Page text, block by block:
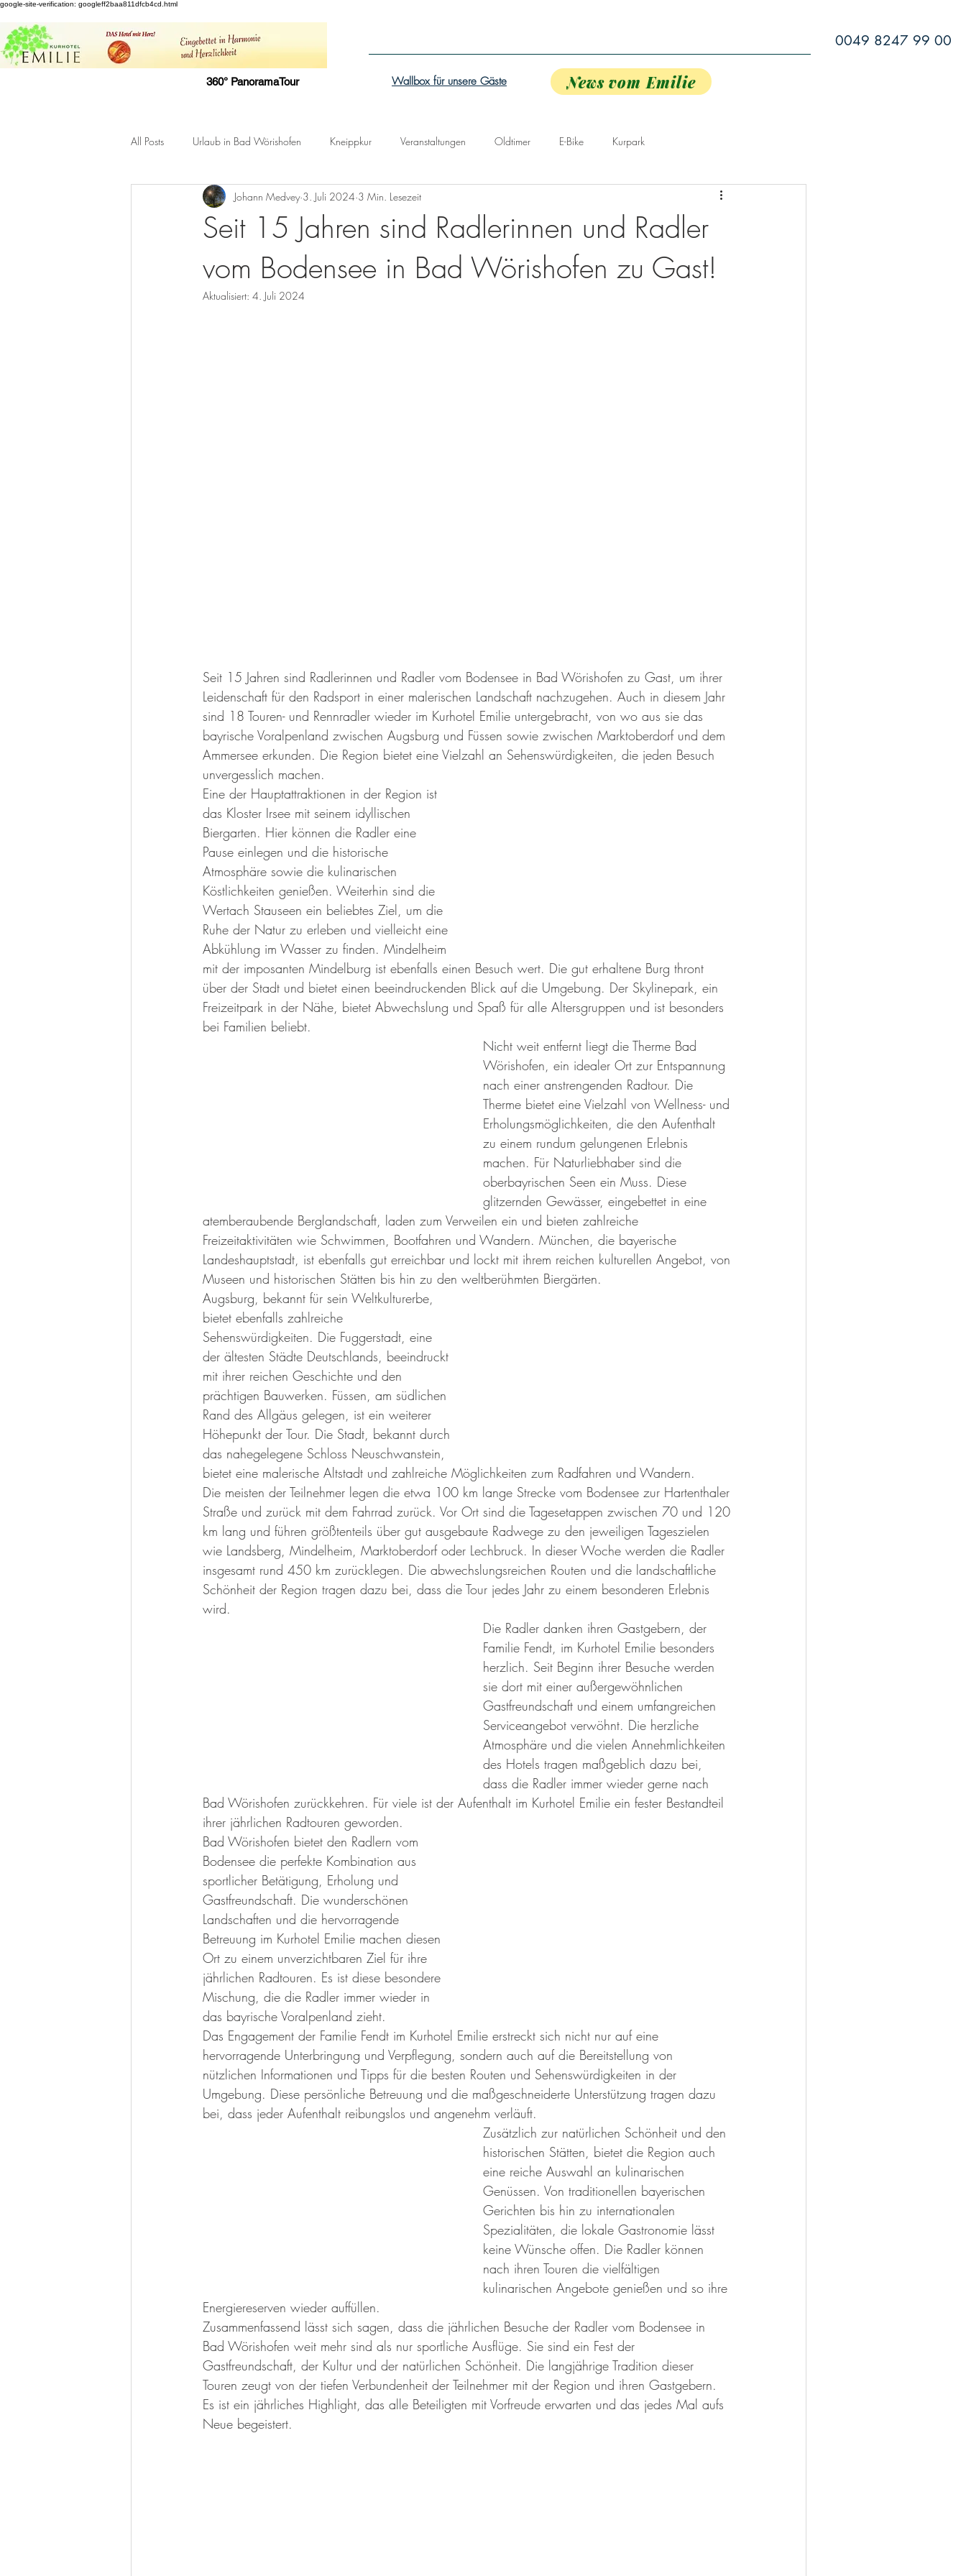
google-site-verification: googleff2baa811dfcb4cd.html
360° PanoramaTour Wallbox für unsere Gäste News vom Emilie
0049 8247 99 00
All Posts Urlaub in Bad Wörishofen Kneippkur Veranstaltungen Oldtimer E-Bike Kurpark
Seit 15 Jahren sind Radlerinnen und Radler
vom Bodensee in Bad Wörishofen zu Gast!
Johann Medvey 3. Juli 2024 3 Min. Lesezeit
Aktualisiert: 4. Juli 2024
Seit 15 Jahren sind Radlerinnen und Radler vom Bodensee in Bad Wörishofen zu Gast, um ihrer
Leidenschaft für den Radsport in einer malerischen Landschaft nachzugehen. Auch in diesem Jahr
sind 18 Touren- und Rennradler wieder im Kurhotel Emilie untergebracht, von wo aus sie das
bayrische Voralpenland zwischen Augsburg und Füssen sowie zwischen Marktoberdorf und dem
Ammersee erkunden. Die Region bietet eine Vielzahl an Sehenswürdigkeiten, die jeden Besuch
unvergesslich machen.
Eine der Hauptattraktionen in der Region ist
das Kloster Irsee mit seinem idyllischen
Biergarten. Hier können die Radler eine
Pause einlegen und die historische
Atmosphäre sowie die kulinarischen
Köstlichkeiten genießen. Weiterhin sind die
Wertach Stauseen ein beliebtes Ziel, um die
Ruhe der Natur zu erleben und vielleicht eine
Abkühlung im Wasser zu finden. Mindelheim
mit der imposanten Mindelburg ist ebenfalls einen Besuch wert. Die gut erhaltene Burg thront
über der Stadt und bietet einen beeindruckenden Blick auf die Umgebung. Der Skylinepark, ein
Freizeitpark in der Nähe, bietet Abwechslung und Spaß für alle Altersgruppen und ist besonders
bei Familien beliebt.
Nicht weit entfernt liegt die Therme Bad
Wörishofen, ein idealer Ort zur Entspannung
nach einer anstrengenden Radtour. Die
Therme bietet eine Vielzahl von Wellness- und
Erholungsmöglichkeiten, die den Aufenthalt
zu einem rundum gelungenen Erlebnis
machen. Für Naturliebhaber sind die
oberbayrischen Seen ein Muss. Diese
glitzernden Gewässer, eingebettet in eine
atemberaubende Berglandschaft, laden zum Verweilen ein und bieten zahlreiche
Freizeitaktivitäten wie Schwimmen, Bootfahren und Wandern. München, die bayerische
Landeshauptstadt, ist ebenfalls gut erreichbar und lockt mit ihrem reichen kulturellen Angebot, von
Museen und historischen Stätten bis hin zu den weltberühmten Biergärten.
Augsburg, bekannt für sein Weltkulturerbe,
bietet ebenfalls zahlreiche
Sehenswürdigkeiten. Die Fuggerstadt, eine
der ältesten Städte Deutschlands, beeindruckt
mit ihrer reichen Geschichte und den
prächtigen Bauwerken. Füssen, am südlichen
Rand des Allgäus gelegen, ist ein weiterer
Höhepunkt der Tour. Die Stadt, bekannt durch
das nahegelegene Schloss Neuschwanstein,
bietet eine malerische Altstadt und zahlreiche Möglichkeiten zum Radfahren und Wandern.
Die meisten der Teilnehmer legen die etwa 100 km lange Strecke vom Bodensee zur Hartenthaler
Straße und zurück mit dem Fahrrad zurück. Vor Ort sind die Tagesetappen zwischen 70 und 120
km lang und führen größtenteils über gut ausgebaute Radwege zu den jeweiligen Tageszielen
wie Landsberg, Mindelheim, Marktoberdorf oder Lechbruck. In dieser Woche werden die Radler
insgesamt rund 450 km zurücklegen. Die abwechslungsreichen Routen und die landschaftliche
Schönheit der Region tragen dazu bei, dass die Tour jedes Jahr zu einem besonderen Erlebnis
wird.
Die Radler danken ihren Gastgebern, der
Familie Fendt, im Kurhotel Emilie besonders
herzlich. Seit Beginn ihrer Besuche werden
sie dort mit einer außergewöhnlichen
Gastfreundschaft und einem umfangreichen
Serviceangebot verwöhnt. Die herzliche
Atmosphäre und die vielen Annehmlichkeiten
des Hotels tragen maßgeblich dazu bei,
dass die Radler immer wieder gerne nach
Bad Wörishofen zurückkehren. Für viele ist der Aufenthalt im Kurhotel Emilie ein fester Bestandteil
ihrer jährlichen Radtouren geworden.
Bad Wörishofen bietet den Radlern vom
Bodensee die perfekte Kombination aus
sportlicher Betätigung, Erholung und
Gastfreundschaft. Die wunderschönen
Landschaften und die hervorragende
Betreuung im Kurhotel Emilie machen diesen
Ort zu einem unverzichtbaren Ziel für ihre
jährlichen Radtouren. Es ist diese besondere
Mischung, die die Radler immer wieder in
das bayrische Voralpenland zieht.
Das Engagement der Familie Fendt im Kurhotel Emilie erstreckt sich nicht nur auf eine
hervorragende Unterbringung und Verpflegung, sondern auch auf die Bereitstellung von
nützlichen Informationen und Tipps für die besten Routen und Sehenswürdigkeiten in der
Umgebung. Diese persönliche Betreuung und die maßgeschneiderte Unterstützung tragen dazu
bei, dass jeder Aufenthalt reibungslos und angenehm verläuft.
Zusätzlich zur natürlichen Schönheit und den
historischen Stätten, bietet die Region auch
eine reiche Auswahl an kulinarischen
Genüssen. Von traditionellen bayerischen
Gerichten bis hin zu internationalen
Spezialitäten, die lokale Gastronomie lässt
keine Wünsche offen. Die Radler können
nach ihren Touren die vielfältigen
kulinarischen Angebote genießen und so ihre
Energiereserven wieder auffüllen.
Zusammenfassend lässt sich sagen, dass die jährlichen Besuche der Radler vom Bodensee in
Bad Wörishofen weit mehr sind als nur sportliche Ausflüge. Sie sind ein Fest der
Gastfreundschaft, der Kultur und der natürlichen Schönheit. Die langjährige Tradition dieser
Touren zeugt von der tiefen Verbundenheit der Teilnehmer mit der Region und ihren Gastgebern.
Es ist ein jährliches Highlight, das alle Beteiligten mit Vorfreude erwarten und das jedes Mal aufs
Neue begeistert.